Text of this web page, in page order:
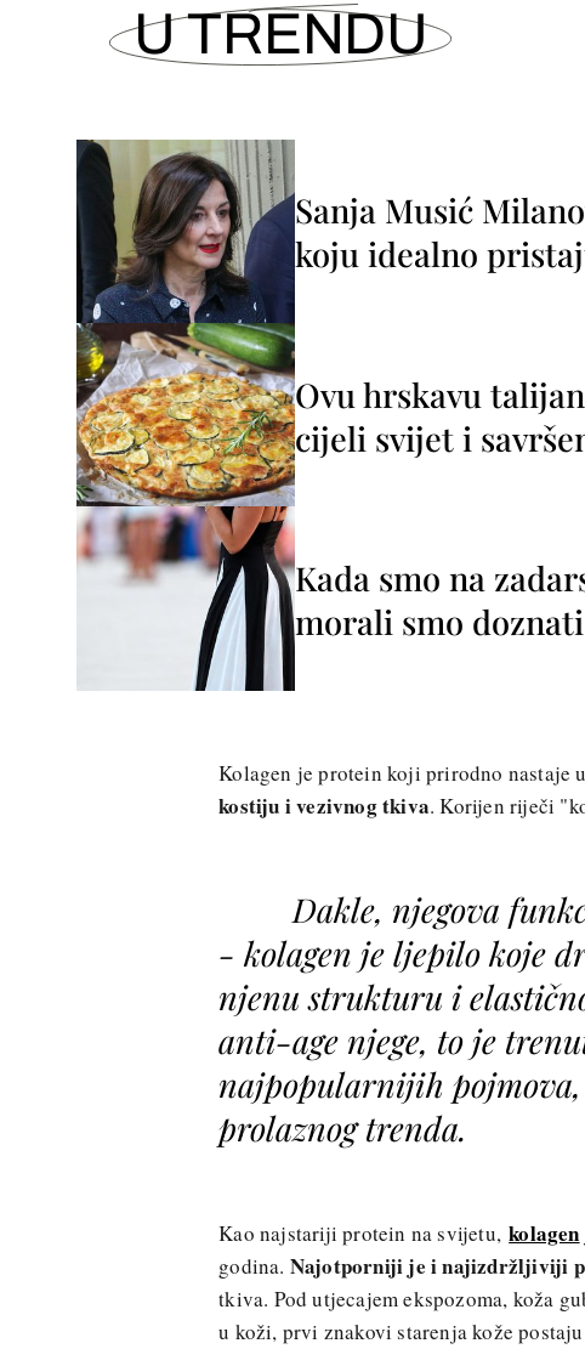
U TRENDU
Sanja Musić
koju idealno
Ovu hrskavu
cijeli svijet i
Kada smo na
morali smo
Kolagen je protein koji prirodno nastaje
kostiju i vezivnog tkiva. Korijen riječi
Dakle, njegova
- kolagen je ljepilo koje
njenu strukturu i
anti-age njege, to je
najpopularnijih pojmova,
prolaznog trenda.
Kao najstariji protein na svijetu,kolagen
godina. Najotporniji je i najizdržljiviji
tkiva. Pod utjecajem ekspozoma, koža
u koži, prvi znakovi starenja kože